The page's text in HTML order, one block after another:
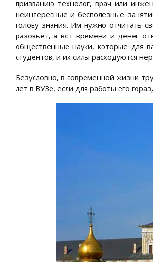
призванию технолог, врач или
неинтересные и бесполезные
голову знания. Им нужно отчитать
разовьет, а вот времени и денег
общественные науки, которые для
студентов, и их силы расходуются
Безусловно, в современной жизни
лет в ВУЗе, если для работы его